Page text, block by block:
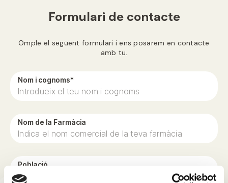
Formulari de contacte
Omple el següent formulari i ens posarem en contacte
amb tu.
Nom i cognoms*
Nom de la Farmàcia
Població